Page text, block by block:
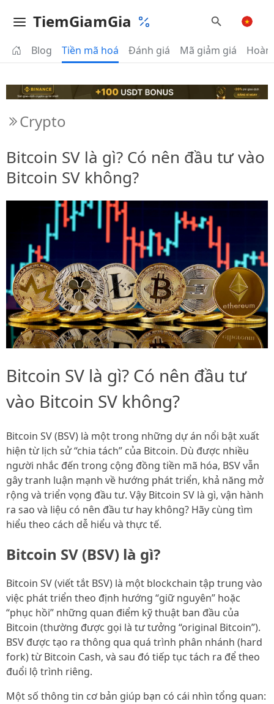
TiemGiamGia
Blog Tiền mã hoá Đánh giá Mã giảm giá
Crypto
Bitcoin SV là gì? Có nên đầu tư vào
Bitcoin SV không?
Bitcoin SV là gì? Có nên đầu tư
vào Bitcoin SV không?
Bitcoin SV (BSV) là một trong những dự án nổi bật xuất
hiện từ lịch sử “chia tách” của Bitcoin. Dù được nhiều
người nhắc đến trong cộng đồng tiền mã hóa, BSV vẫn
gây tranh luận mạnh về hướng phát triển, khả năng mở
rộng và triển vọng đầu tư. Vậy Bitcoin SV là gì, vận hành
ra sao và liệu có nên đầu tư hay không? Hãy cùng tìm
hiểu theo cách dễ hiểu và thực tế.
Bitcoin SV (BSV) là gì?
Bitcoin SV (viết tắt BSV) là một blockchain tập trung vào
việc phát triển theo định hướng “giữ nguyên” hoặc
“phục hồi” những quan điểm kỹ thuật ban đầu của
Bitcoin (thường được gọi là tư tưởng “original Bitcoin”).
BSV được tạo ra thông qua quá trình phân nhánh (hard
fork) từ Bitcoin Cash, và sau đó tiếp tục tách ra để theo
đuổi lộ trình riêng.
Một số thông tin cơ bản giúp bạn có cái nhìn tổng quan: